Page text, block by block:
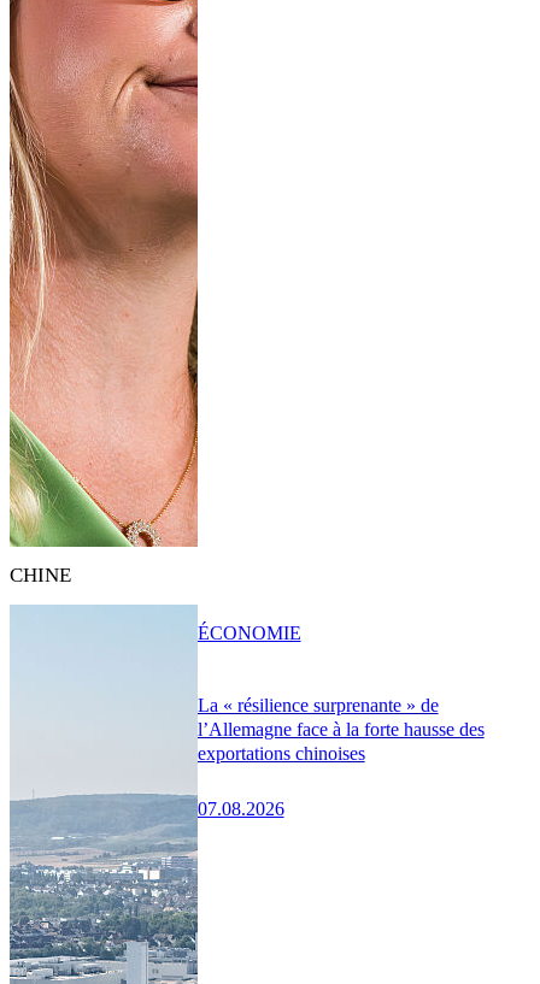
CHINE
La « résilience surprenante » de
l’Allemagne face à la forte hausse des
exportations chinoises
07.08.2026
ÉCONOMIE